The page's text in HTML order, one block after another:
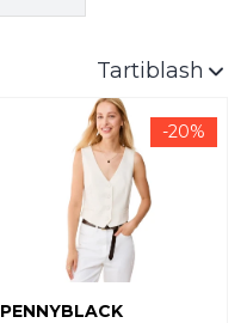
Tartiblash
-20%
PENNYBLACK